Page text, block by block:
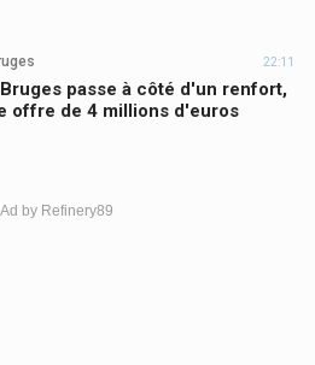
22:11
passe à côté d'un renfort,
offre de 4 millions d'euros
by Refinery89